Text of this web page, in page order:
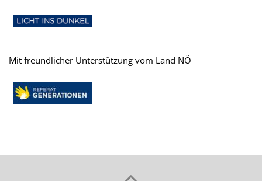
Mit freundlicher Unterstützung vom Land NÖ